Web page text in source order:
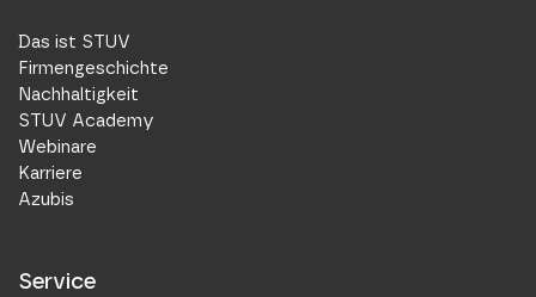
Das ist STUV
Firmengeschichte
Nachhaltigkeit
STUV Academy
Webinare
Karriere
Azubis
Service